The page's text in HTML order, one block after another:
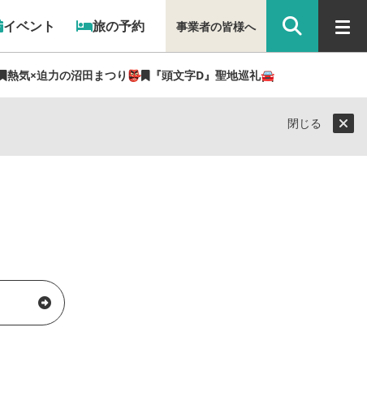
イベント 旅の予約
熱気×迫力の沼田まつり👺 『頭文字D』聖地巡礼🚘
事業者の皆様へ
閉じる